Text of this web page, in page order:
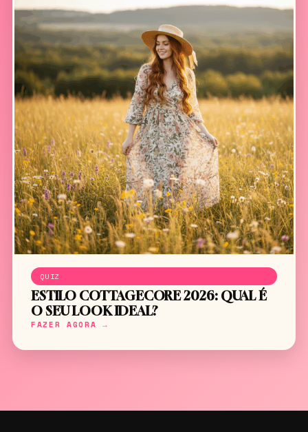
QUIZ
ESTILO COTTAGECORE 2026: QUAL É
O SEU LOOK IDEAL?
FAZER AGORA →